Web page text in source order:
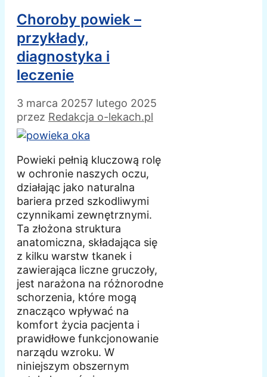
Choroby powiek –
przykłady,
diagnostyka i
leczenie
3 marca 20257 lutego 2025
przez Redakcja o-lekach.pl
Powieki pełnią kluczową rolę
w ochronie naszych oczu,
działając jako naturalna
bariera przed szkodliwymi
czynnikami zewnętrznymi.
Ta złożona struktura
anatomiczna, składająca się
z kilku warstw tkanek i
zawierająca liczne gruczoły,
jest narażona na różnorodne
schorzenia, które mogą
znacząco wpływać na
komfort życia pacjenta i
prawidłowe funkcjonowanie
narządu wzroku. W
niniejszym obszernym